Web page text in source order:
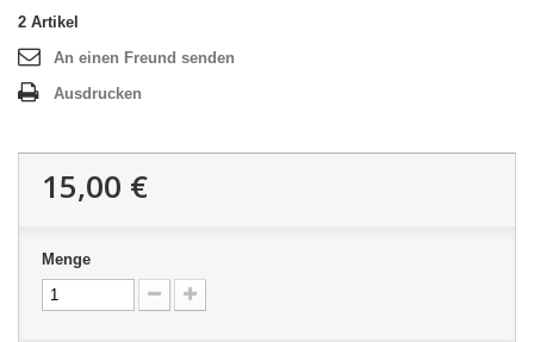
2 Artikel
An einen Freund senden
Ausdrucken
15,00 €
Menge